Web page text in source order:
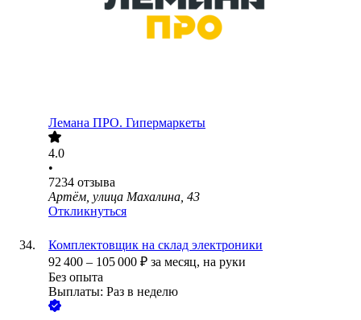
Лемана ПРО. Гипермаркеты
4.0
•
7234 отзыва
Артём, улица Махалина, 43
Откликнуться
Комплектовщик на склад электроники
92 400 – 105 000 ₽ за месяц, на руки
Без опыта
Выплаты: Раз в неделю